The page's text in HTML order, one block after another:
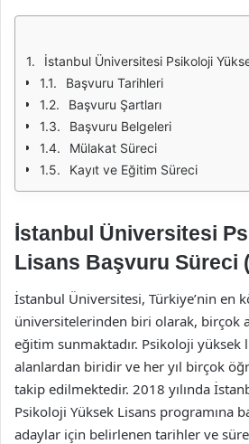
İstanbul Üniversitesi Psikoloji Yüksek
Başvuru Tarihleri
Başvuru Şartları
Başvuru Belgeleri
Mülakat Süreci
Kayıt ve Eğitim Süreci
İstanbul Üniversitesi
Lisans Başvuru Süreci
İstanbul Üniversitesi, Türkiye’nin en
üniversitelerinden biri olarak, birçok
eğitim sunmaktadır. Psikoloji yüksek
alanlardan biridir ve her yıl birçok
takip edilmektedir. 2018 yılında
Psikoloji Yüksek Lisans programına
adaylar için belirlenen tarihler ve